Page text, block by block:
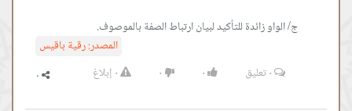
ج/ الواو زائدة للتأكيد لبيان ارتباط الصفة بالموصوف.
المصدر:رقية باقيس
٠تعليق ٠ ٠ ٠ إبلاغ